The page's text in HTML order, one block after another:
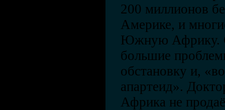
200 миллионов
Америке, и
Южную Африку.
большие
обстановку и,
апартеид».
Африка не